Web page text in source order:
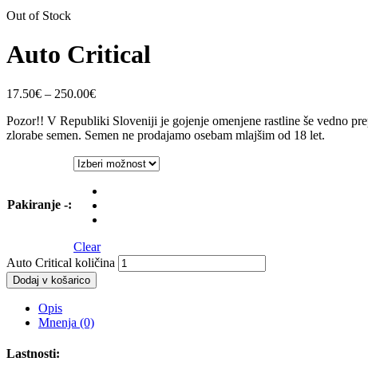
Out of Stock
Auto Critical
17.50€ – 250.00€
Pozor!! V Republiki Sloveniji je gojenje omenjene rastline še vedno
zlorabe semen. Semen ne prodajamo osebam mlajšim od 18 let.
Pakiranje -:
Clear
Auto Critical količina
Dodaj v košarico
Opis
Mnenja (0)
Lastnosti: